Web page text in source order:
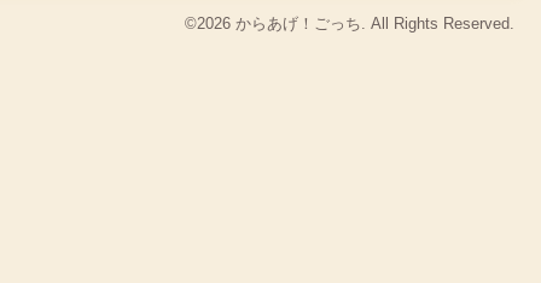
©2026 からあげ！ごっち . All Rights Reserved.